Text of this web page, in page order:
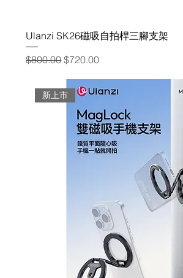
Ulanzi SK26磁吸自拍桿三腳支架
一般價格
$800.00促銷價格
$720.00
新上市